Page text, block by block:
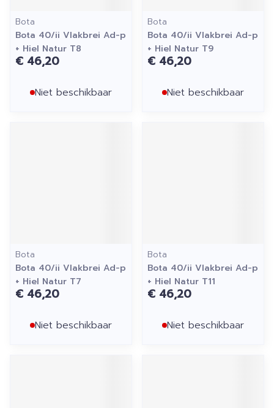
Bota
Bota 40/ii Vlakbrei Ad-p
+ Hiel Natur T8
€ 46,20
Niet beschikbaar
Bota
Bota 40/ii Vlakbrei Ad-p
+ Hiel Natur T9
€ 46,20
Niet beschikbaar
Bota
Bota 40/ii Vlakbrei Ad-p
+ Hiel Natur T7
€ 46,20
Niet beschikbaar
Bota
Bota 40/ii Vlakbrei Ad-p
+ Hiel Natur T11
€ 46,20
Niet beschikbaar